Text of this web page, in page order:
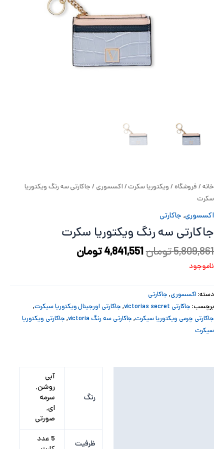
خانه/فروشگاه/ویکتوریا سکرت/اکسسوری/ جاکارتی سه رنگ ویکتوریا
سکرت
اکسسوری, جاکارتی
جاکارتی سه رنگ ویکتوریا سکرت
5,809,861تومان4,841,551تومان
ناموجود
دسته:اکسسوری,جاکارتی
برچسب:جاکارتی victorias secret ,جاکارتی اورجینال ویکتوریا سیکرت,
جاکارتی چرمی ویکتوریا سیکرت,جاکارتی سه رنگ victoria ,جاکارتی ویکتوریا
سیکرت
رنگ
آبی
روشن,
سرمه
ای,
صورتی
ظرفیت
5 عدد